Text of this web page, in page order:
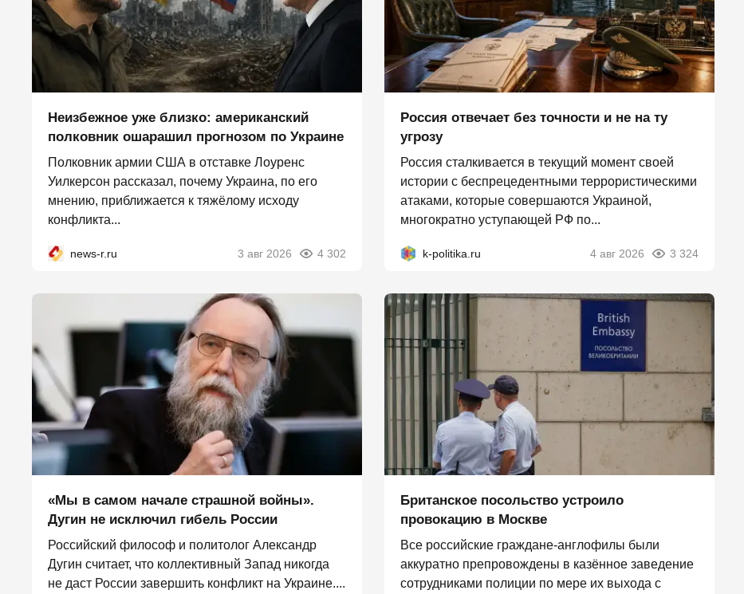
Неизбежное уже близко: американский
полковник ошарашил прогнозом по Украине
Полковник армии США в отставке Лоуренс
Уилкерсон рассказал, почему Украина, по его
мнению, приближается к тяжёлому исходу
конфликта...
news-r.ru 3 авг 2026 4 302
Россия отвечает без точности и не на ту
угрозу
Россия сталкивается в текущий момент своей
истории с беспрецедентными террористическими
атаками, которые совершаются Украиной,
многократно уступающей РФ по...
k-politika.ru 4 авг 2026 3 324
«Мы в самом начале страшной войны».
Дугин не исключил гибель России
Российский философ и политолог Александр
Дугин считает, что коллективный Запад никогда
не даст России завершить конфликт на Украине....
Британское посольство устроило
провокацию в Москве
Все российские граждане-англофилы были
аккуратно препровождены в казённое заведение
сотрудниками полиции по мере их выхода с